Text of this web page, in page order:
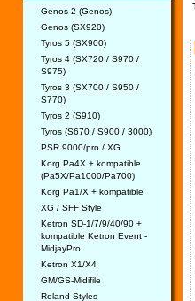
Genos 2 (Genos)
Genos (SX920)
Tyros 5 (SX900)
Tyros 4 (SX720 / S970 /
S975)
Tyros 3 (SX700 / S950 /
S770)
Tyros 2 (S910)
Tyros (S670 / S900 / 3000)
PSR 9000/pro / XG
Korg Pa4X + kompatible
(Pa5X/Pa1000/Pa700)
Korg Pa1/X + kompatible
XG / SFF Style
Ketron SD-1/7/9/40/90 +
kompatible Ketron Event -
MidjayPro
Ketron X1/X4
GM/GS-Midifile
Roland Styles